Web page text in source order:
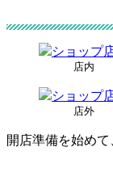
店内
店外
開店準備を始め